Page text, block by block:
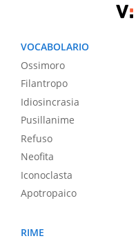
VOCABOLARIO
Ossimoro
Filantropo
Idiosincrasia
Pusillanime
Refuso
Neofita
Iconoclasta
Apotropaico
RIME